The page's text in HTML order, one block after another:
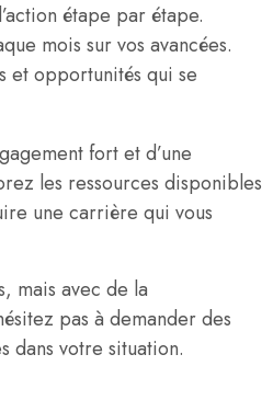
étape par étape.
mois sur vos avancées.
et opportunités qui se
fort et d’une
les ressources disponibles
une carrière qui vous
mais avec de la
pas à demander des
dans votre situation.